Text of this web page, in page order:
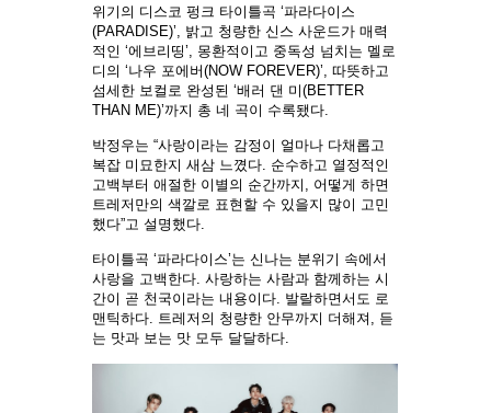
위기의 디스코 펑크 타이틀곡 ‘파라다이스
(PARADISE)’, 밝고 청량한 신스 사운드가 매력
적인 ‘에브리띵’, 몽환적이고 중독성 넘치는 멜로
디의 ‘나우 포에버(NOW FOREVER)’, 따뜻하고
섬세한 보컬로 완성된 ‘배러 댄 미(BETTER
THAN ME)’까지 총 네 곡이 수록됐다.
박정우는 “사랑이라는 감정이 얼마나 다채롭고
복잡 미묘한지 새삼 느꼈다. 순수하고 열정적인
고백부터 애절한 이별의 순간까지, 어떻게 하면
트레저만의 색깔로 표현할 수 있을지 많이 고민
했다”고 설명했다.
타이틀곡 ‘파라다이스’는 신나는 분위기 속에서
사랑을 고백한다. 사랑하는 사람과 함께하는 시
간이 곧 천국이라는 내용이다. 발랄하면서도 로
맨틱하다. 트레저의 청량한 안무까지 더해져, 듣
는 맛과 보는 맛 모두 달달하다.